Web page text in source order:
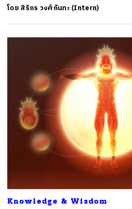
โดย สิริกร วงศ์กันทะ (Intern)
Knowledge & Wisdom